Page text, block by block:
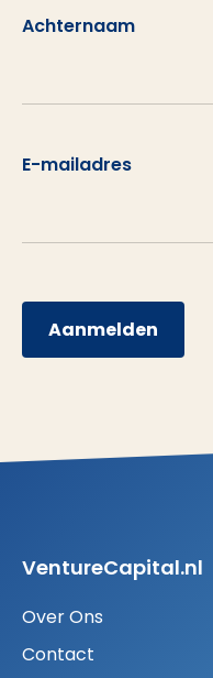
Achternaam
E-mailadres
Aanmelden
VentureCapital.nl
Over Ons
Contact